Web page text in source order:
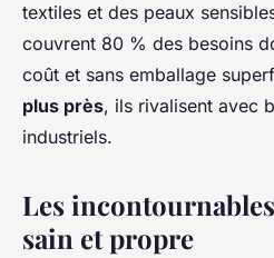
textiles et des peaux
couvrent 80 % des besoins
coût et sans emballage
plus près, ils rivalisent avec
industriels.
Les
sain et propre